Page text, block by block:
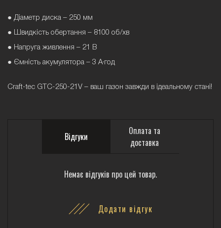
● Діаметр диска – 250 мм
● Швидкість обертання – 8100 об/хв
● Напруга живлення – 21 В
● Ємність акумулятора – 3 А·год
Craft-tec GTC-250-21V – ваш газон завжди в ідеальному стані!
Відгуки
Оплата та
доставка
Немає відгуків про цей товар.
Додати відгук